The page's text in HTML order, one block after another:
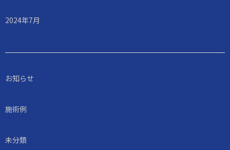
2024年7月
お知らせ
施術例
未分類